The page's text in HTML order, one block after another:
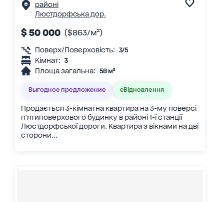
районі
Люстдорфська дор.
$ 50 000 ($863/м²)
Поверх/Поверховість: 3/5
Кімнат: 3
Площа загальна: 58 м²
Выгодное предложение єВідновлення
Продається 3-кімнатна квартира на 3-му поверсі
п'ятиповерхового будинку в районі 1-ї станції
Люстдорфської дороги. Квартира з вікнами на дві
сторони...